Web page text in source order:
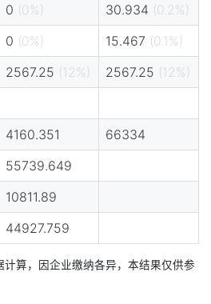
0 (0%) 30.934 (0.2%)
0 (0%) 15.467 (0.1%)
2567.25 (12%) 2567.25 (12%)
4160.351
66334
55739.649
10811.89
44927.759
算，因企业缴纳各异，本结果仅供参